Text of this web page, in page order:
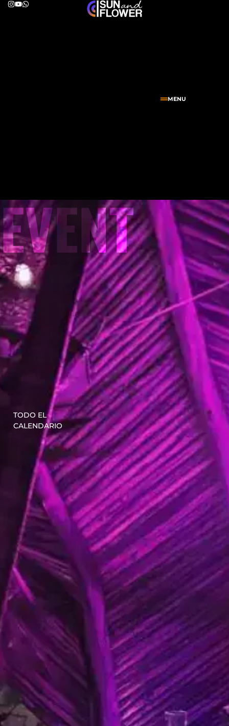
MENU
EVENT
TODO EL
CALENDARIO